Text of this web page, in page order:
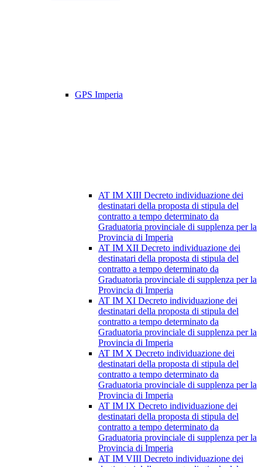
GPS Imperia
AT IM XIII Decreto individuazione dei
destinatari della proposta di stipula del
contratto a tempo determinato da
Graduatoria provinciale di supplenza per la
Provincia di Imperia
AT IM XII Decreto individuazione dei
destinatari della proposta di stipula del
contratto a tempo determinato da
Graduatoria provinciale di supplenza per la
Provincia di Imperia
AT IM XI Decreto individuazione dei
destinatari della proposta di stipula del
contratto a tempo determinato da
Graduatoria provinciale di supplenza per la
Provincia di Imperia
AT IM X Decreto individuazione dei
destinatari della proposta di stipula del
contratto a tempo determinato da
Graduatoria provinciale di supplenza per la
Provincia di Imperia
AT IM IX Decreto individuazione dei
destinatari della proposta di stipula del
contratto a tempo determinato da
Graduatoria provinciale di supplenza per la
Provincia di Imperia
AT IM VIII Decreto individuazione dei